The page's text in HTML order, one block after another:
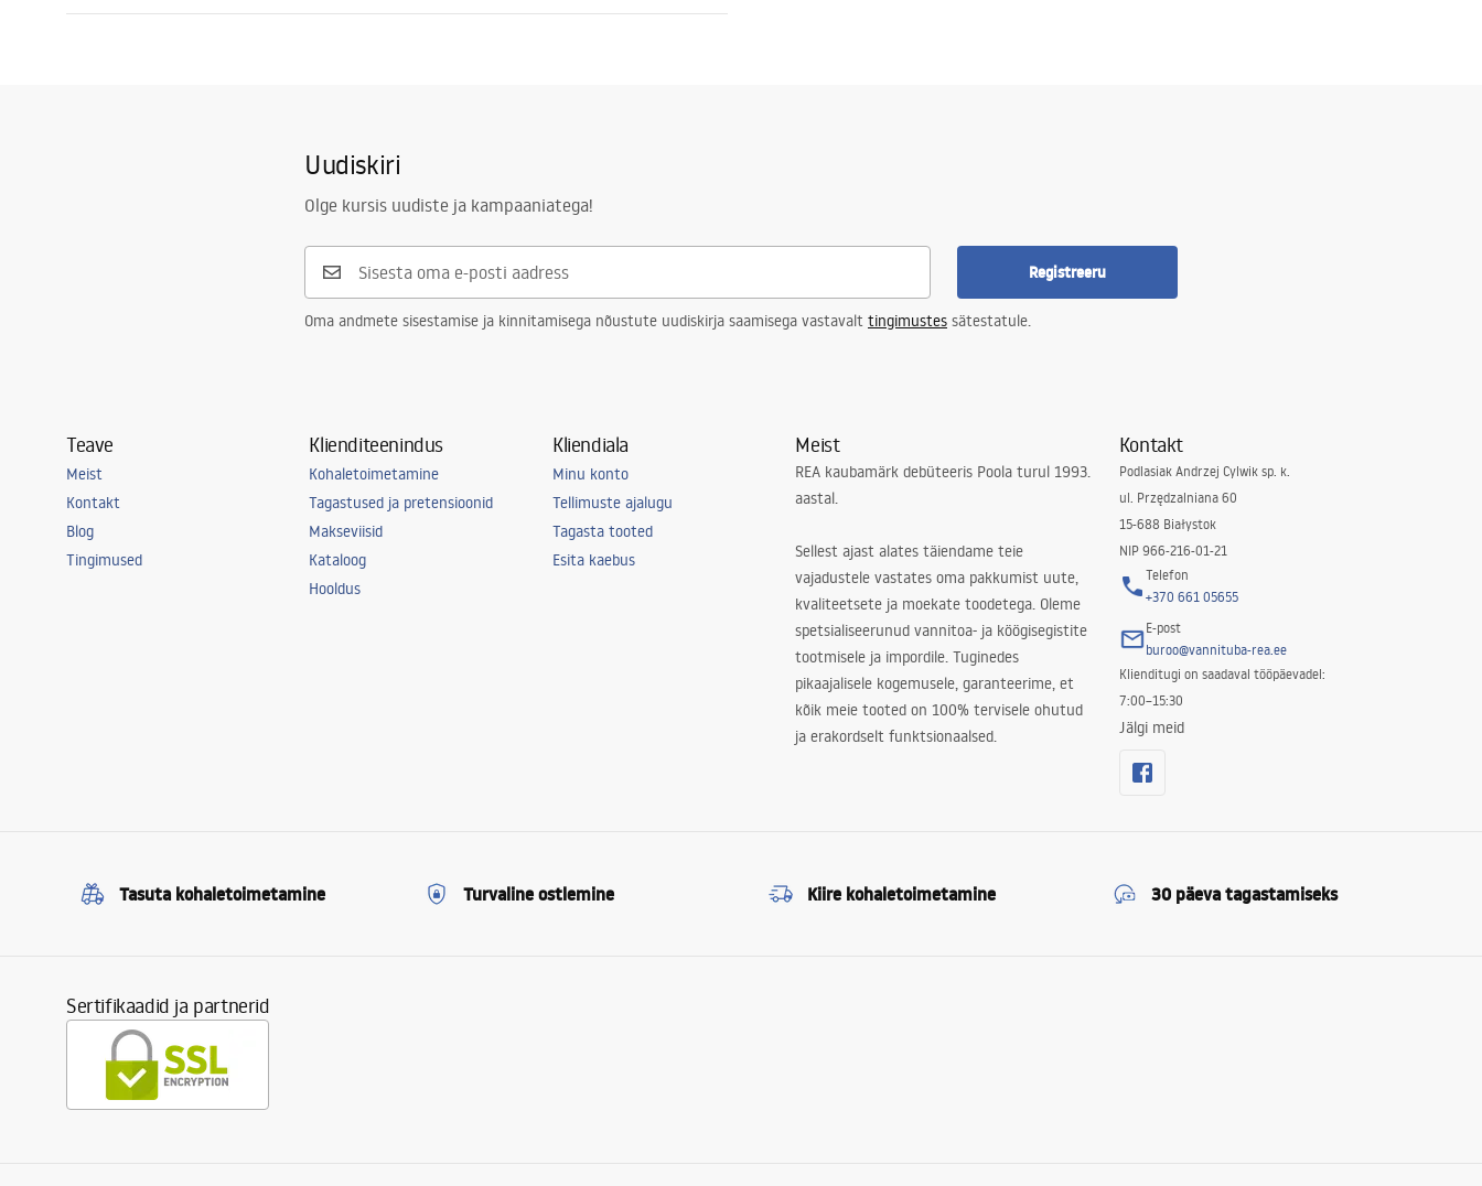
Värv
Valge, Valge/Hõbedane
3/8 tolli
Uudiskiri
Olge kursis uudiste ja kampaaniatega!
Registreeru
Oma andmete sisestamise ja kinnitamisega nõustute uudiskirja saamisega vastavalt tingimustes sätestatule.
Teave
Meist
Kontakt
Blog
Tingimused
Klienditeenindus
Kohaletoimetamine
Tagastused ja pretensioonid
Makseviisid
Kataloog
Hooldus
Kliendiala
Minu konto
Tellimuste ajalugu
Tagasta tooted
Esita kaebus
Meist
REA kaubamärk debüteeris Poola turul 1993.
aastal.
Sellest ajast alates täiendame teie
vajadustele vastates oma pakkumist uute,
kvaliteetsete ja moekate toodetega. Oleme
spetsialiseerunud vannitoa- ja köögisegistite
tootmisele ja impordile. Tuginedes
pikaajalisele kogemusele, garanteerime, et
kõik meie tooted on 100% tervisele ohutud
ja erakordselt funktsionaalsed.
Kontakt
Podlasiak Andrzej Cylwik sp. k.
ul. Przędzalniana 60
15-688 Białystok
NIP 966-216-01-21
Telefon
+370 661 05655
E-post
buroo@vannituba-rea.ee
Klienditugi on saadaval tööpäevadel:
7:00–15:30
Jälgi meid
Tasuta kohaletoimetamine Turvaline ostlemine Kiire kohaletoimetamine 30 päeva tagastamiseks
Sertifikaadid ja partnerid